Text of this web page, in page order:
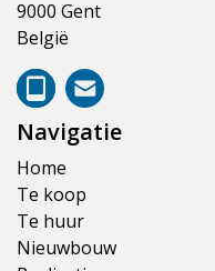
9000 Gent
België
Navigatie
Home
Te koop
Te huur
Nieuwbouw